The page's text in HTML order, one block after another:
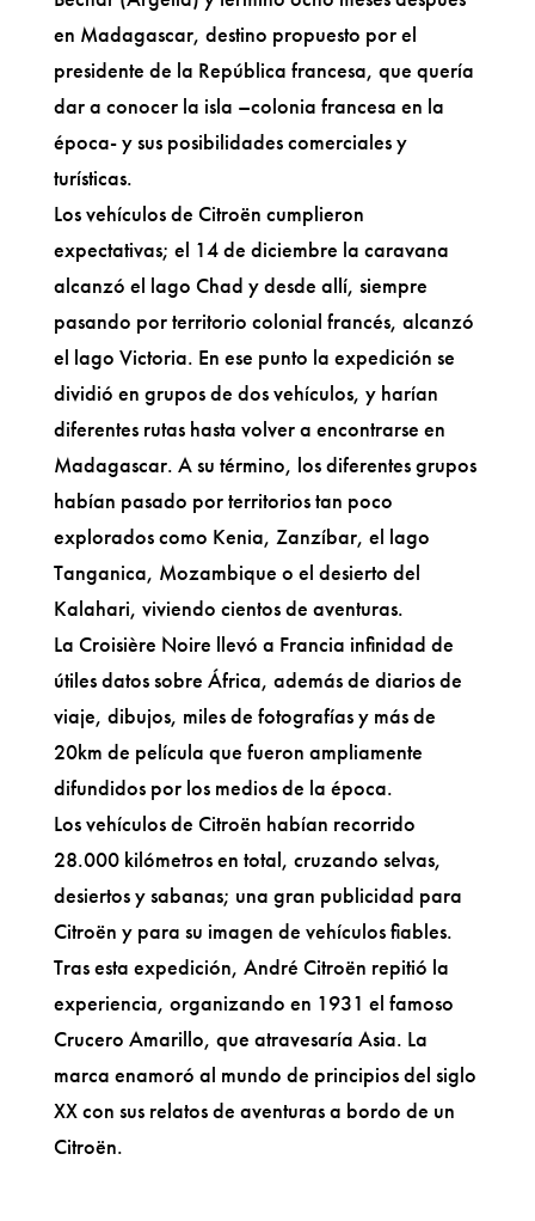
en Madagascar, destino propuesto por el
presidente de la República francesa, que quería
dar a conocer la isla –colonia francesa en la
época- y sus posibilidades comerciales y
turísticas.
Los vehículos de Citroën cumplieron
expectativas; el 14 de diciembre la caravana
alcanzó el lago Chad y desde allí, siempre
pasando por territorio colonial francés, alcanzó
el lago Victoria. En ese punto la expedición se
dividió en grupos de dos vehículos, y harían
diferentes rutas hasta volver a encontrarse en
Madagascar. A su término, los diferentes grupos
habían pasado por territorios tan poco
explorados como Kenia, Zanzíbar, el lago
Tanganica, Mozambique o el desierto del
Kalahari, viviendo cientos de aventuras.
La Croisière Noire llevó a Francia infinidad de
útiles datos sobre África, además de diarios de
viaje, dibujos, miles de fotografías y más de
20km de película que fueron ampliamente
difundidos por los medios de la época.
Los vehículos de Citroën habían recorrido
28.000 kilómetros en total, cruzando selvas,
desiertos y sabanas; una gran publicidad para
Citroën y para su imagen de vehículos fiables.
Tras esta expedición, André Citroën repitió la
experiencia, organizando en 1931 el famoso
Crucero Amarillo, que atravesaría Asia. La
marca enamoró al mundo de principios del siglo
XX con sus relatos de aventuras a bordo de un
Citroën.